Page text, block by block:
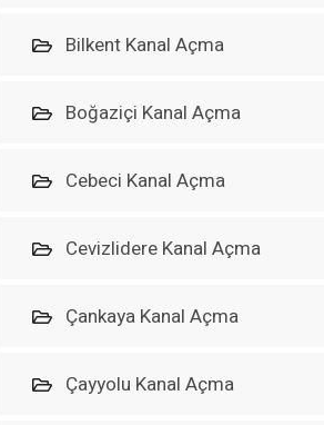
Bilkent Kanal Açma
Boğaziçi Kanal Açma
Cebeci Kanal Açma
Cevizlidere Kanal Açma
Çankaya Kanal Açma
Çayyolu Kanal Açma